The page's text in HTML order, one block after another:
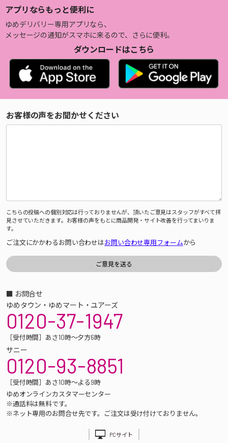
アプリならもっと便利に
ゆめデリバリー専用アプリなら、
メッセージの通知がスマホに来るので、さらに便利。
ダウンロードはこちら
お客様の声をお聞かせください
こちらの投稿への個別対応は行っておりませんが、頂いたご意見はスタッフがすべて拝
見させていただきます。お客様の声をもとに商品開発・サイト改善を行ってまいりま
す。
ご注文にかかわるお問い合わせはお問い合わせ専用フォームから
■ お問合せ
ゆめタウン・ゆめマート・ユアーズ
0120-37-1947
［受付時間］あさ10時～夕方6時
サニー
0120-93-8851
［受付時間］あさ10時～よる9時
ゆめオンラインカスタマーセンター
※通話料は無料です。
※ネット専用のお問合せ先です。ご注文は受け付けておりません。
PCサイト